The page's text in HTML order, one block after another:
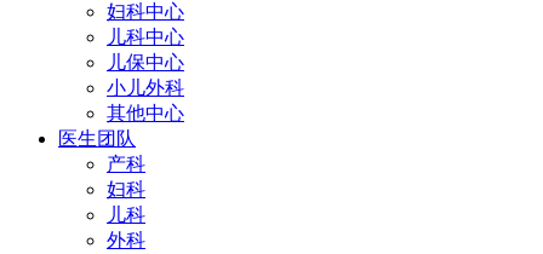
妇科中心
儿科中心
儿保中心
小儿外科
其他中心
医生团队
产科
妇科
儿科
外科